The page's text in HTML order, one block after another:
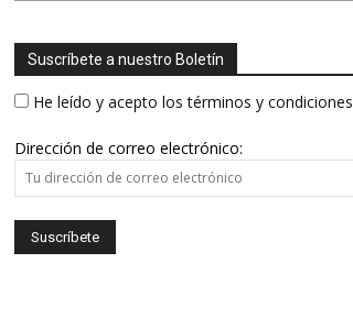
Suscríbete a nuestro Boletín
He leído y acepto los términos y condiciones
Dirección de correo electrónico: